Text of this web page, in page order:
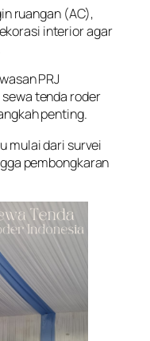
ruangan (AC),
interior agar
PRJ
tenda roder
penting.
mulai dari survei
pembongkaran